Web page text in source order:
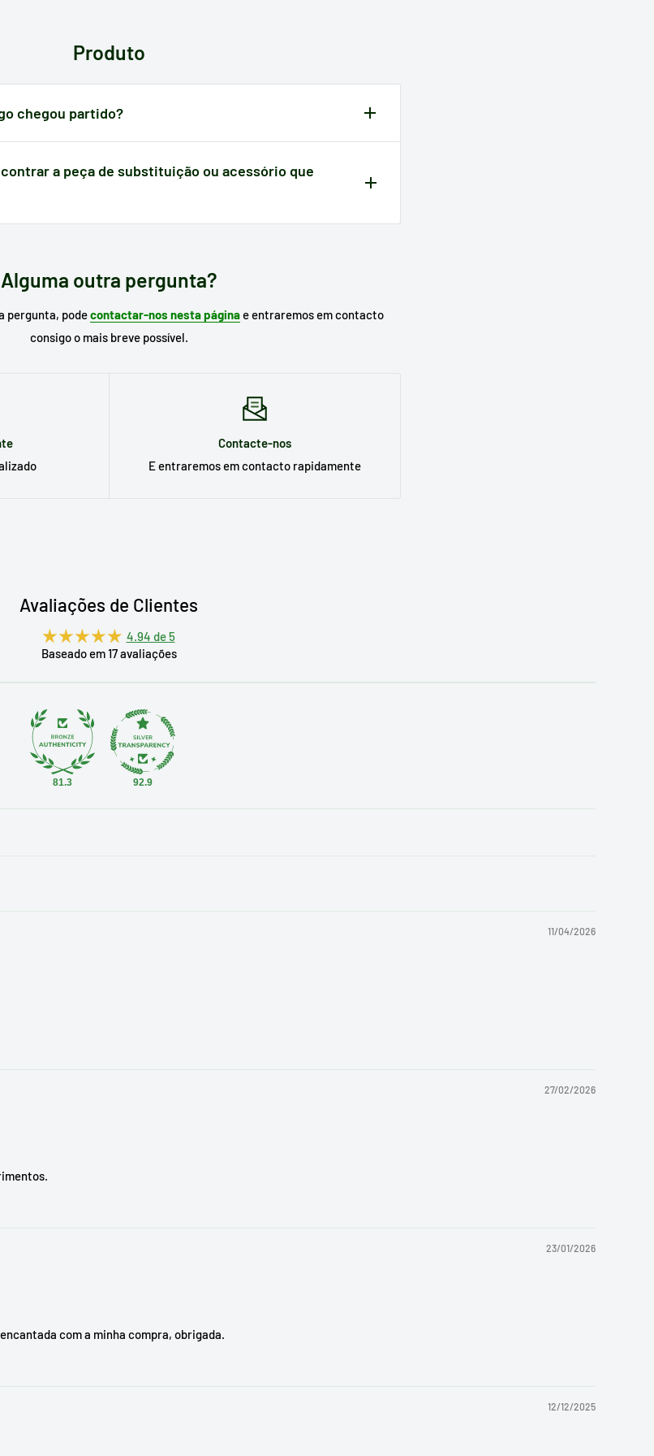
Produto
chegou partido?
defeito causado no transporte,dispõe de 24 horas a partir
notificar e poder gerir a ocorrência.
a peça de substituição ou acessório que
nosso site omodelo do seu eletrodomésticopara procurar o seu
Alguma outra pergunta?
pergunta, podecontactar-nos nesta páginae entraremos em contacto
consigo o mais breve possível.
Contacte-nos
E entraremos em contacto rapidamente
Avaliações de Clientes
4.94 de 5
Baseado em 17 avaliações
81.3 92.9
11/04/2026
27/02/2026
23/01/2026
com a minha compra, obrigada.
12/12/2025